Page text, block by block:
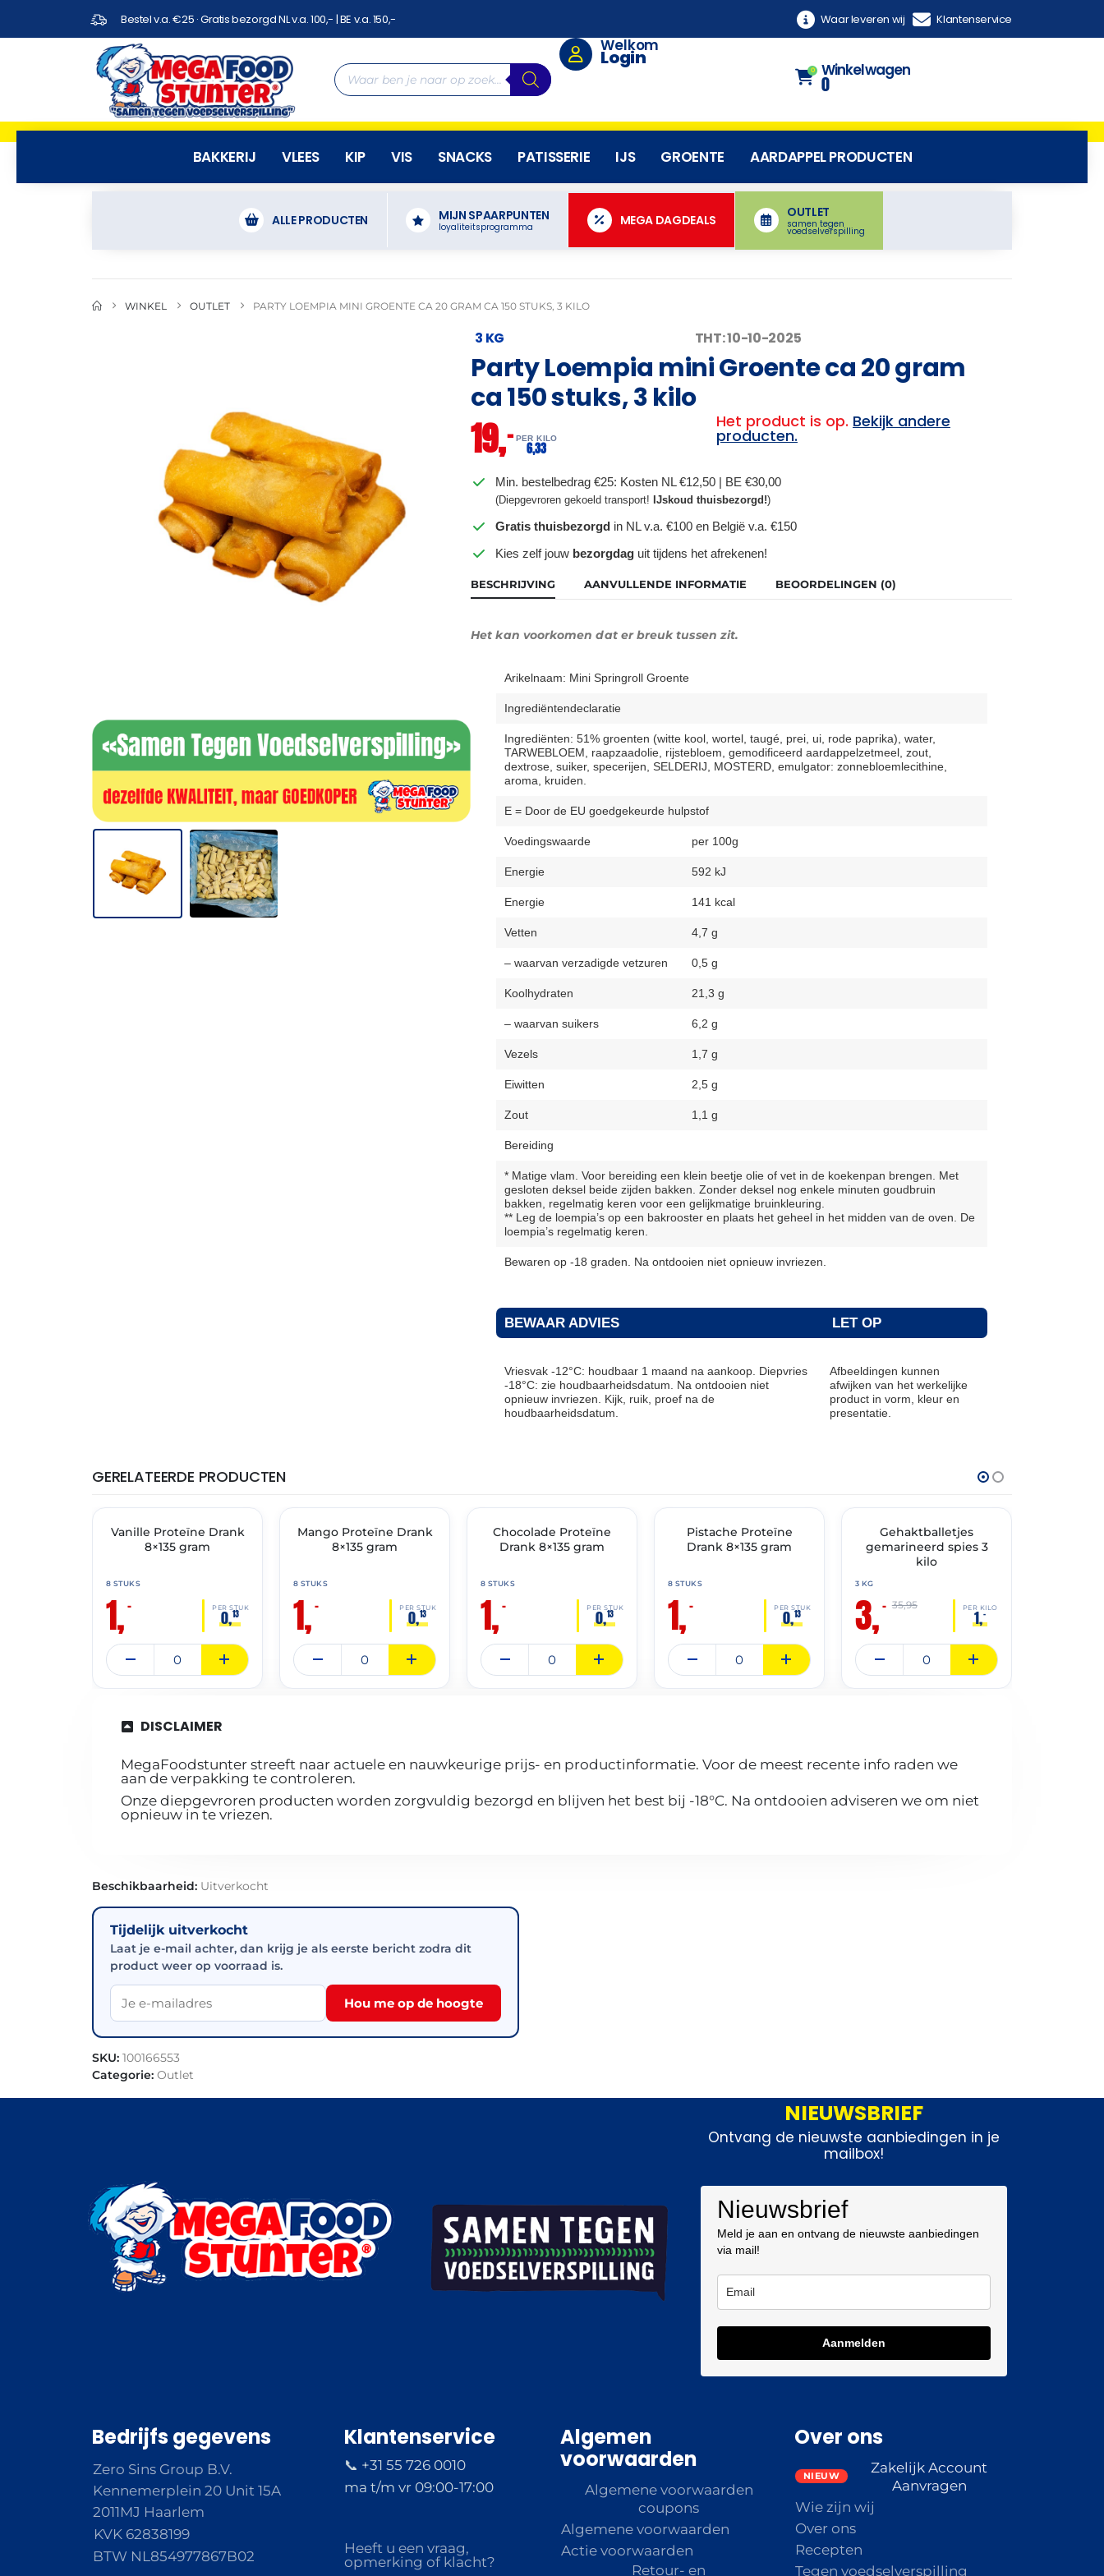
Bestel v.a. €25 · Gratis bezorgd NL v.a. 100,- | BE v.a. 150,- Waar leveren wij Klantenservice
Welkom
Login
0 Winkelwagen
0
BAKKERIJ VLEES KIP VIS SNACKS PATISSERIE IJS GROENTE AARDAPPEL PRODUCTEN
ALLE PRODUCTEN MIJN SPAARPUNTEN
loyaliteitsprogramma MEGA DAGDEALS
OUTLET
samen tegen
voedselverspilling
WINKEL OUTLET PARTY LOEMPIA MINI GROENTE CA 20 GRAM CA 150 STUKS, 3 KILO
3 KG THT: 10-10-2025
Party Loempia mini Groente ca 20 gram
ca 150 stuks, 3 kilo
19,– PER KILO
6,33
Het product is op. Bekijk andere
producten.
Min. bestelbedrag €25: Kosten NL €12,50 | BE €30,00
(Diepgevroren gekoeld transport!IJskoud thuisbezorgd!)
Gratis thuisbezorgd in NL v.a. €100 en België v.a. €150
Kies zelf jouw bezorgdag uit tijdens het afrekenen!
BESCHRIJVING AANVULLENDE INFORMATIE BEOORDELINGEN (0)
Het kan voorkomen dat er breuk tussen zit.
Arikelnaam: Mini Springroll Groente
Ingrediëntendeclaratie
Ingrediënten: 51% groenten (witte kool, wortel, taugé, prei, ui, rode paprika), water,
TARWEBLOEM, raapzaadolie, rijstebloem, gemodificeerd aardappelzetmeel, zout,
dextrose, suiker, specerijen, SELDERIJ, MOSTERD, emulgator: zonnebloemlecithine,
aroma, kruiden.
E = Door de EU goedgekeurde hulpstof
Voedingswaarde per 100g
Energie 592 kJ
Energie 141 kcal
Vetten 4,7 g
– waarvan verzadigde vetzuren 0,5 g
Koolhydraten 21,3 g
– waarvan suikers 6,2 g
Vezels 1,7 g
Eiwitten 2,5 g
Zout 1,1 g
Bereiding
* Matige vlam. Voor bereiding een klein beetje olie of vet in de koekenpan brengen. Met
gesloten deksel beide zijden bakken. Zonder deksel nog enkele minuten goudbruin
bakken, regelmatig keren voor een gelijkmatige bruinkleuring.
** Leg de loempia’s op een bakrooster en plaats het geheel in het midden van de oven. De
loempia’s regelmatig keren.
Bewaren op -18 graden. Na ontdooien niet opnieuw invriezen.
BEWAAR ADVIES LET OP
Vriesvak -12°C: houdbaar 1 maand na aankoop. Diepvries
-18°C: zie houdbaarheidsdatum. Na ontdooien niet
opnieuw invriezen. Kijk, ruik, proef na de
houdbaarheidsdatum.
Afbeeldingen kunnen
afwijken van het werkelijke
product in vorm, kleur en
presentatie.
GERELATEERDE PRODUCTEN
🔥 OP=OP
Vanille Proteïne Drank
8×135 gram
8 STUKS
1,– PER STUK
0,13
🔥 OP=OP
Mango Proteïne Drank
8×135 gram
8 STUKS
1,– PER STUK
0,13
🔥 OP=OP
Chocolade Proteïne
Drank 8×135 gram
8 STUKS
1,– PER STUK
0,13
🔥 OP=OP
Pistache Proteïne
Drank 8×135 gram
8 STUKS
1,– PER STUK
0,13
🔥 OP=OP
Gehaktballetjes
gemarineerd spies 3
kilo
3 KG
3,– PER KILO
1,–
35,95
DISCLAIMER
MegaFoodstunter streeft naar actuele en nauwkeurige prijs- en productinformatie. Voor de meest recente info raden we
aan de verpakking te controleren.
Onze diepgevroren producten worden zorgvuldig bezorgd en blijven het best bij -18°C. Na ontdooien adviseren we om niet
opnieuw in te vriezen.
Beschikbaarheid: Uitverkocht
Tijdelijk uitverkocht
Laat je e-mail achter, dan krijg je als eerste bericht zodra dit
product weer op voorraad is.
Hou me op de hoogte
SKU: 100166553
Categorie: Outlet
NIEUWSBRIEF
Ontvang de nieuwste aanbiedingen in je
mailbox!
Nieuwsbrief
Meld je aan en ontvang de nieuwste aanbiedingen
via mail!
Aanmelden
Bedrijfs gegevens
Zero Sins Group B.V.
Kennemerplein 20 Unit 15A
2011MJ Haarlem
KVK 62838199
BTW NL854977867B02
Klantenservice
📞 +31 55 726 0010
ma t/m vr 09:00-17:00
Heeft u een vraag,
opmerking of klacht?
Algemen
voorwaarden
Algemene voorwaarden
coupons
Algemene voorwaarden
Actie voorwaarden
Retour- en
Over ons
Zakelijk Account
Aanvragen
Wie zijn wij
Over ons
Recepten
Tegen voedselverspilling